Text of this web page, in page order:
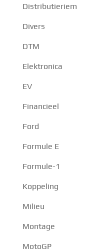
Distributieriem
Divers
DTM
Elektronica
EV
Financieel
Ford
Formule E
Formule-1
Koppeling
Milieu
Montage
MotoGP